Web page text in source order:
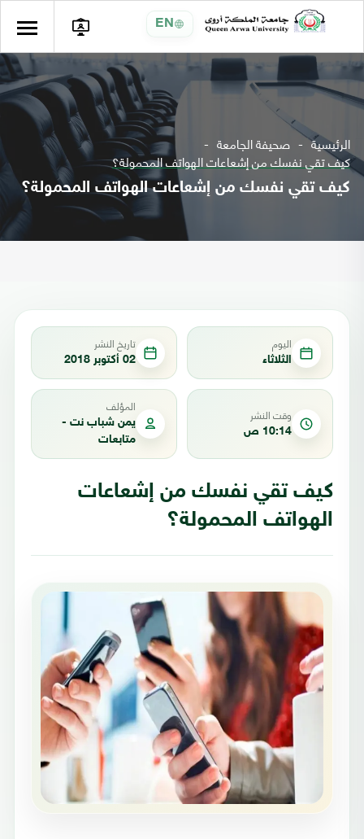
EN
الرئيسية صحيفة الجامعة
كيف تقي نفسك من إشعاعات الهواتف المحمولة؟
كيف تقي نفسك من إشعاعات الهواتف المحمولة؟
اليوم
الثلاثاء
تاريخ النشر
02 أكتوبر 2018
وقت النشر
10:14 ص
المؤلف
يمن شباب نت -
متابعات
كيف تقي نفسك من إشعاعات
الهواتف المحمولة؟